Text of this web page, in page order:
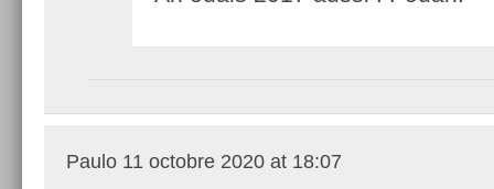
Paulo 11 octobre 2020 at 18:07